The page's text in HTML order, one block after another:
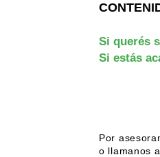
Si querés
Si estás
Por
o llamanos